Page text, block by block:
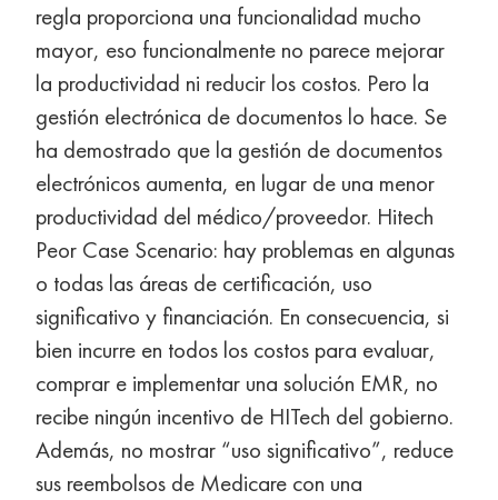
regla proporciona una funcionalidad mucho
mayor, eso funcionalmente no parece mejorar
la productividad ni reducir los costos. Pero la
gestión electrónica de documentos lo hace. Se
ha demostrado que la gestión de documentos
electrónicos aumenta, en lugar de una menor
productividad del médico/proveedor. Hitech
Peor Case Scenario: hay problemas en algunas
o todas las áreas de certificación, uso
significativo y financiación. En consecuencia, si
bien incurre en todos los costos para evaluar,
comprar e implementar una solución EMR, no
recibe ningún incentivo de HITech del gobierno.
Además, no mostrar “uso significativo”, reduce
sus reembolsos de Medicare con una